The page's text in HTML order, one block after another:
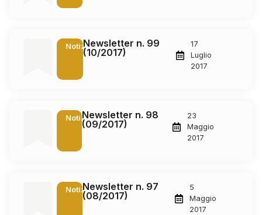
NotizieNewsletter n. 99
(10/2017)
17
Luglio
2017
NotizieNewsletter n. 98
(09/2017)
23
Maggio
2017
NotizieNewsletter n. 97
(08/2017)
5
Maggio
2017